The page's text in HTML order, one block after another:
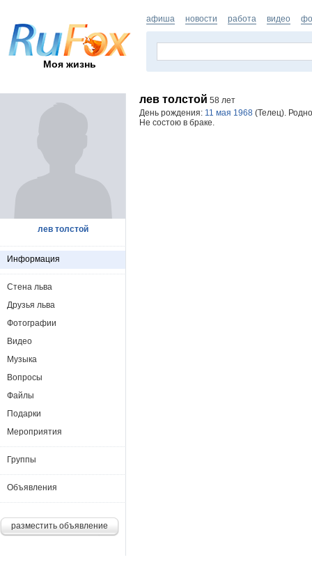
Моя жизнь
афиша новости работа видео
лев толстой 58 лет
День рождения: 11 мая 1968 (Телец).
Не состою в браке.
лев толстой
Информация
Стена льва
Друзья льва
Фотографии
Видео
Музыка
Вопросы
Файлы
Подарки
Мероприятия
Группы
Объявления
разместить объявление